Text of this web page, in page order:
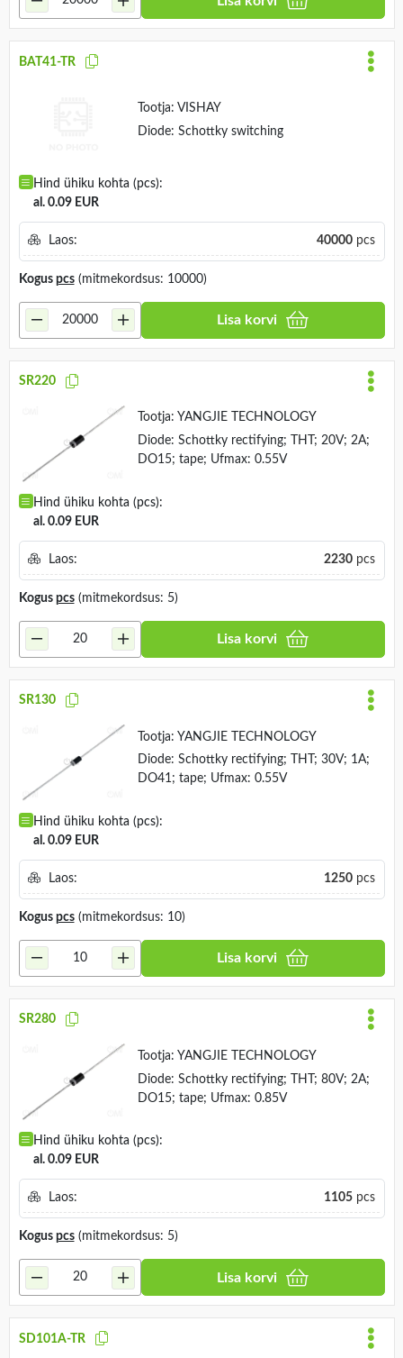
BAT41-TR
Tootja: VISHAY
Diode: Schottky switching
Hind ühiku kohta (pcs):
al. 0.09 EUR
Laos: 40000pcs
Kogus pcs(mitmekordsus: 10000)
Lisa korvi
SR220
Tootja: YANGJIE TECHNOLOGY
Diode: Schottky rectifying; THT; 20V; 2A;
DO15; tape; Ufmax: 0.55V
Hind ühiku kohta (pcs):
al. 0.09 EUR
Laos: 2230pcs
Kogus pcs(mitmekordsus: 5)
Lisa korvi
SR130
Tootja: YANGJIE TECHNOLOGY
Diode: Schottky rectifying; THT; 30V; 1A;
DO41; tape; Ufmax: 0.55V
Hind ühiku kohta (pcs):
al. 0.09 EUR
Laos: 1250pcs
Kogus pcs(mitmekordsus: 10)
Lisa korvi
SR280
Tootja: YANGJIE TECHNOLOGY
Diode: Schottky rectifying; THT; 80V; 2A;
DO15; tape; Ufmax: 0.85V
Hind ühiku kohta (pcs):
al. 0.09 EUR
Laos: 1105pcs
Kogus pcs(mitmekordsus: 5)
Lisa korvi
SD101A-TR